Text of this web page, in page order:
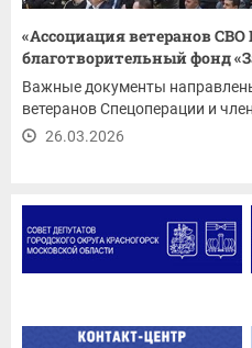
«Ассоциация ветеранов
благотворительный фонд
Важные документы
ветеранов Спецоперации и
26.03.2026